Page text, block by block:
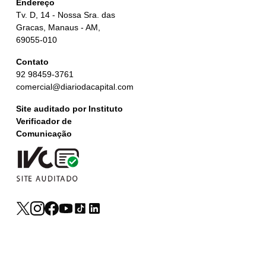
Endereço
Tv. D, 14 - Nossa Sra. das
Gracas, Manaus - AM,
69055-010
Contato
92 98459-3761
comercial@diariodacapital.com
Site auditado por Instituto
Verificador de
Comunicação